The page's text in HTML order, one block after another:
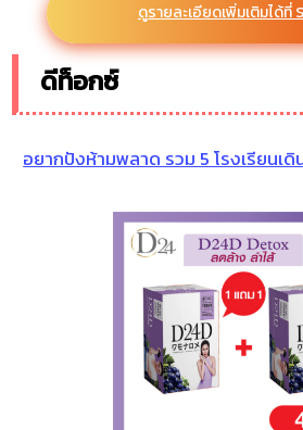
ดูรายละเอียดเพิ่มเติมได้ที่
ดีท็อกซ์
อยากปังห้ามพลาด รวม 5 โรงเรียนเ